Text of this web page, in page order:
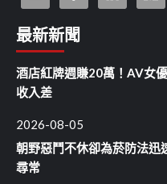
最新新聞
酒店紅牌週賺20萬！AV女
收入差
2026-08-05
朝野惡鬥不休卻為菸防法
尋常